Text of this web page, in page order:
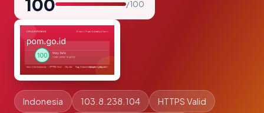
/ 100
Indonesia 103.8.238.104 HTTPS Valid